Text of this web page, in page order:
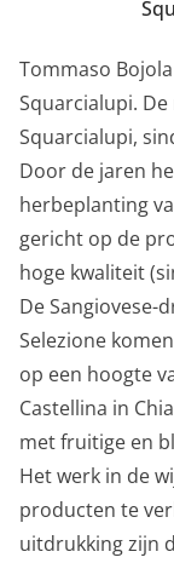
Tommaso
Squarcialupi.
Squarcialupi,
Door de jaren
herbeplanting
gericht op de
hoge kwaliteit
De Sangiovese-
Selezione
op een hoogte
Castellina in
met fruitige en
Het werk in de
producten te
uitdrukking zijn